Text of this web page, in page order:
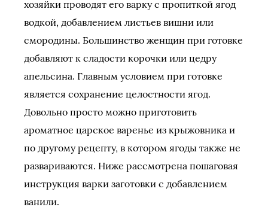
хозяйки проводят его варку с пропиткой ягод
водкой, добавлением листьев вишни или
смородины. Большинство женщин при готовке
добавляют к сладости корочки или цедру
апельсина. Главным условием при готовке
является сохранение целостности ягод.
Довольно просто можно приготовить
ароматное царское варенье из крыжовника и
по другому рецепту, в котором ягоды также не
развариваются. Ниже рассмотрена пошаговая
инструкция варки заготовки с добавлением
ванили.